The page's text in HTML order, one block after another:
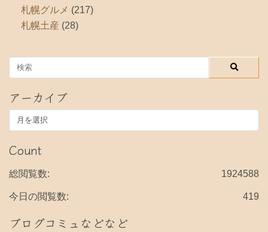
札幌グルメ (217)
札幌土産 (28)
アーカイブ
ー
カ
ブ
Count
1924588
総閲覧数:
419
今日の閲覧数:
ブログコミュなどなど